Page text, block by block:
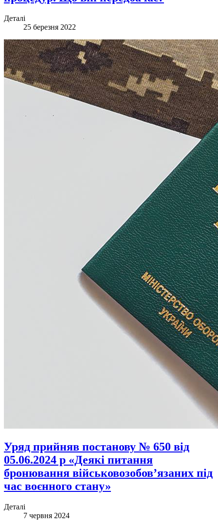
Деталі
25 березня 2022
Уряд прийняв постанову № 650 від
05.06.2024 р «Деякі питання
бронювання військовозобов’язаних під
час воєнного стану»
Деталі
7 червня 2024